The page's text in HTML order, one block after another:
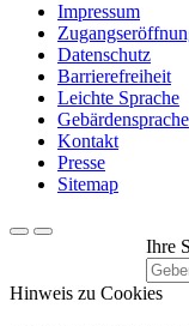
Impressum
Datenschutz
Barrierefreiheit
Leichte Sprache
Gebärdensprache
Kontakt
Presse
Sitemap
Ihre
Hinweis zu Cookies